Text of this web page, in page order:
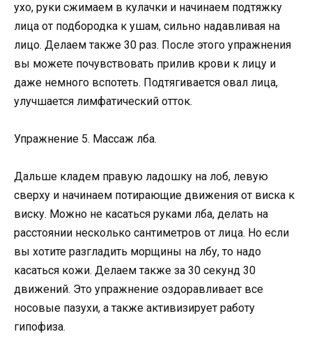
ухо, руки сжимаем в кулачки и начинаем подтяжку
лица от подбородка к ушам, сильно надавливая на
лицо. Делаем также 30 раз. После этого упражнения
вы можете почувствовать прилив крови к лицу и
даже немного вспотеть. Подтягивается овал лица,
улучшается лимфатический отток.
Упражнение 5. Массаж лба.
Дальше кладем правую ладошку на лоб, левую
сверху и начинаем потирающие движения от виска к
виску. Можно не касаться руками лба, делать на
расстоянии несколько сантиметров от лица. Но если
вы хотите разгладить морщины на лбу, то надо
касаться кожи. Делаем также за 30 секунд 30
движений. Это упражнение оздоравливает все
носовые пазухи, а также активизирует работу
гипофиза.